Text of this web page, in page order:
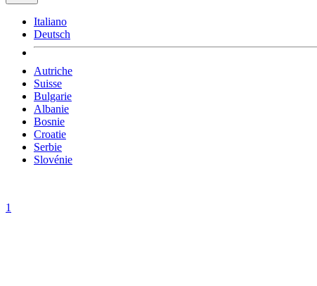
Italiano
Deutsch
Autriche
Suisse
Bulgarie
Albanie
Bosnie
Croatie
Serbie
Slovénie
1